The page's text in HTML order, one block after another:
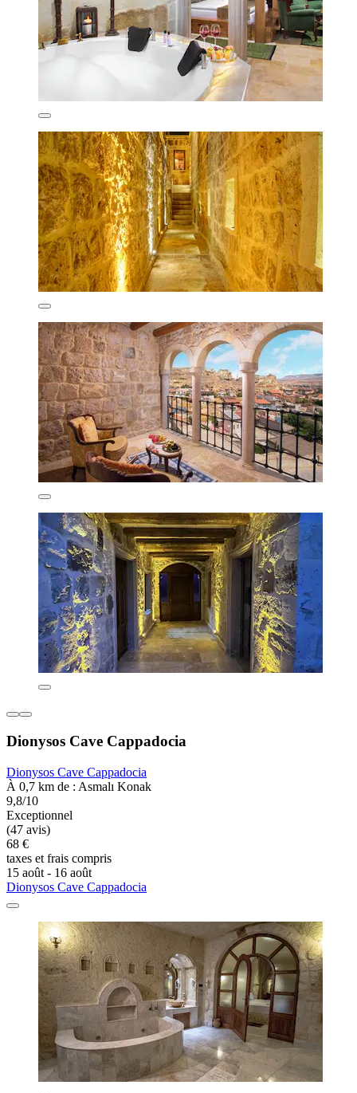
Dionysos Cave Cappadocia
Dionysos Cave Cappadocia
À 0,7 km de : Asmalı Konak
9,8/10
Exceptionnel
(47 avis)
68 €
taxes et frais compris
15 août - 16 août
Dionysos Cave Cappadocia